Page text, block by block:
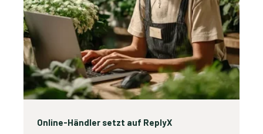
Online-Händler setzt auf ReplyX